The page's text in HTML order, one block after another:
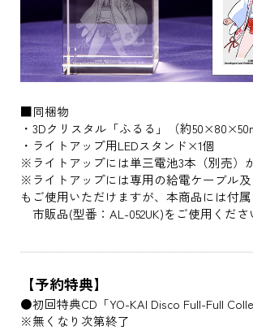
■同梱物
・3Dクリスタル「ふるる」（約
・ライトアップ用LEDスタンド×1個
※ライトアップには単三電池3本（別売）
※ライトアップには専用の給電ケーブル
もご使用いただけますが、本商品には付属
市販品(型番：AL-052UK)をご使用くださ
【予約特典】
●初回特典CD「YO-KAI Disco Full-Full
※無くなり次第終了